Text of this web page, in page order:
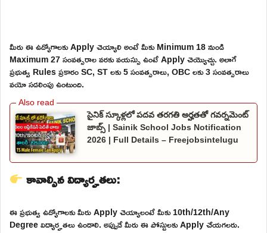
మీరు ఈ ఉద్యోగాలకు Apply చెయ్యాలి అంటే మీకు Minimum 18 నుండి
Maximum 27 సంవత్సరాల వరకు వయస్సు ఉంటే Apply చెయ్యొచ్చు. అలాగే
ప్రభుత్వ Rules ప్రకారం SC, ST లకు 5 సంవత్సరాలు, OBC లకు 3 సంవత్సరాలు
వయో సడలింపు ఉంటుంది.
సైనిక్ స్కూళ్లలో పదవ తరగతి అర్హతతో గవర్నమెంట్
జాబ్స్ | Sainik School Jobs Notification
2026 | Full Details – Freejobsintelugu
కావాల్సిన విద్యార్హతలు:
ఈ ప్రభుత్వ ఉద్యోగాలకు మీరు Apply చెయ్యాలంటే మీకు 10th/12th/Any
Degree విద్యార్హతలు ఉండాలి. అప్పుడే మీరు ఈ పోస్టులకు Apply చేయగలరు.